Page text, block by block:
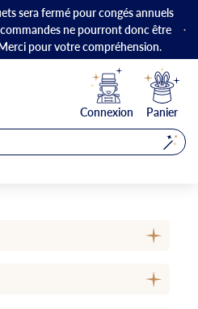
sera fermé pour congés annuels
ne pourront donc être
pour votre compréhension.
Connexion Panier